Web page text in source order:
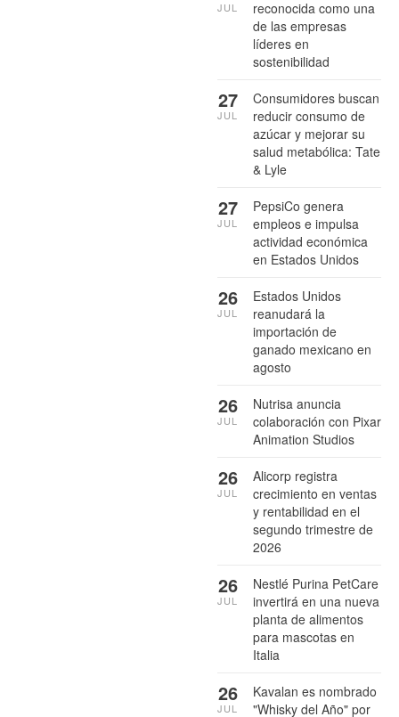
reconocida como una
de las empresas
líderes en
sostenibilidad
JUL
Consumidores buscan
reducir consumo de
azúcar y mejorar su
salud metabólica: Tate
& Lyle
27
JUL
PepsiCo genera
empleos e impulsa
actividad económica
en Estados Unidos
27
JUL
Estados Unidos
reanudará la
importación de
ganado mexicano en
agosto
26
JUL
Nutrisa anuncia
colaboración con Pixar
Animation Studios
26
JUL
Alicorp registra
crecimiento en ventas
y rentabilidad en el
segundo trimestre de
2026
26
JUL
Nestlé Purina PetCare
invertirá en una nueva
planta de alimentos
para mascotas en
Italia
26
JUL
Kavalan es nombrado
"Whisky del Año" por
26
JUL